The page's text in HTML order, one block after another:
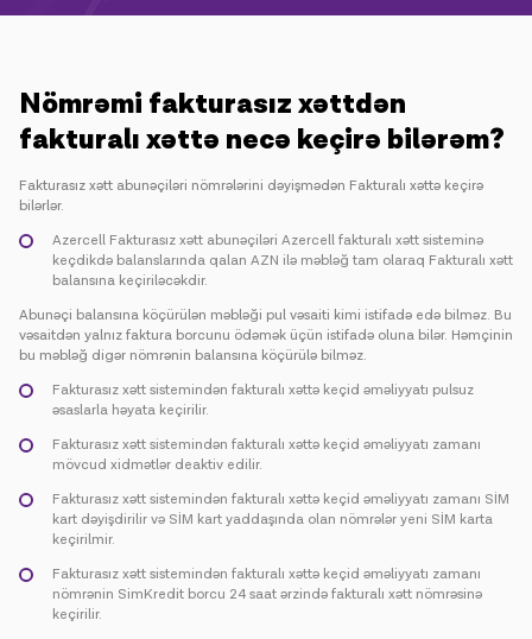
Ödəniş Rouminq Yeni nəsil
Dil Azərbaycan
Nömrəmi fakturasız xəttdən
fakturalı xəttə necə keçirə bilərəm?
Fakturasız xətt abunəçiləri nömrələrini dəyişmədən Fakturalı xəttə keçirə
bilərlər.
Azercell Fakturasız xətt abunəçiləri Azercell fakturalı xətt sisteminə
keçdikdə balanslarında qalan AZN ilə məbləğ tam olaraq Fakturalı xətt
balansına keçiriləcəkdir.
Abunəçi balansına köçürülən məbləği pul vəsaiti kimi istifadə edə bilməz. Bu
vəsaitdən yalnız faktura borcunu ödəmək üçün istifadə oluna bilər. Həmçinin
bu məbləğ digər nömrənin balansına köçürülə bilməz.
Fakturasız xətt sistemindən fakturalı xəttə keçid əməliyyatı pulsuz
əsaslarla həyata keçirilir.
Fakturasız xətt sistemindən fakturalı xəttə keçid əməliyyatı zamanı
mövcud xidmətlər deaktiv edilir.
Fakturasız xətt sistemindən fakturalı xəttə keçid əməliyyatı zamanı SİM
kart dəyişdirilir və SİM kart yaddaşında olan nömrələr yeni SİM karta
keçirilmir.
Fakturasız xətt sistemindən fakturalı xəttə keçid əməliyyatı zamanı
nömrənin SimKredit borcu 24 saat ərzində fakturalı xətt nömrəsinə
keçirilir.